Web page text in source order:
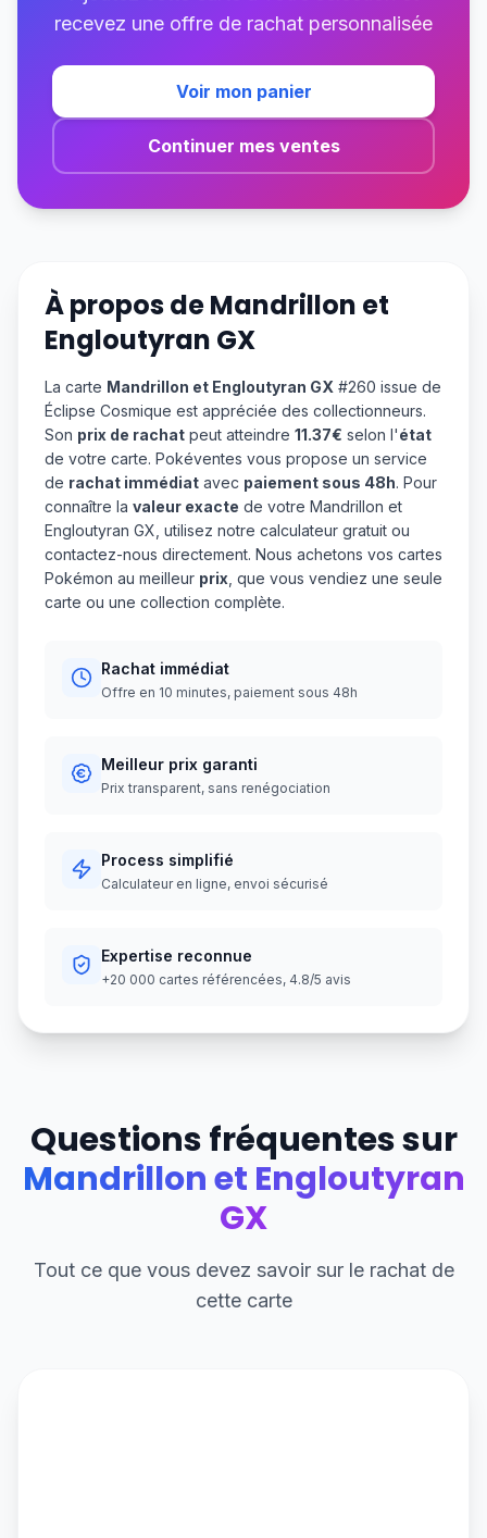
recevez une offre de rachat personnalisée
Voir mon panier
Continuer mes ventes
À propos deMandrillon et
Engloutyran GX
La carte Mandrillon et Engloutyran GX #260 issue de
Éclipse Cosmique est appréciée des collectionneurs.
Son prix de rachat peut atteindre 11.37€ selon l'état
de votre carte. Pokéventes vous propose un service
de rachat immédiat avec paiement sous 48h. Pour
connaître la valeur exacte de votre Mandrillon et
Engloutyran GX, utilisez notre calculateur gratuit ou
contactez-nous directement. Nous achetons vos cartes
Pokémon au meilleur prix , que vous vendiez une seule
carte ou une collection complète.
Rachat immédiat
Offre en 10 minutes, paiement sous 48h
Meilleur prix garanti
Prix transparent, sans renégociation
Process simplifié
Calculateur en ligne, envoi sécurisé
Expertise reconnue
+20 000 cartes référencées, 4.8/5 avis
Questions fréquentes sur
Mandrillon et Engloutyran
GX
Tout ce que vous devez savoir sur le rachat de
cette carte